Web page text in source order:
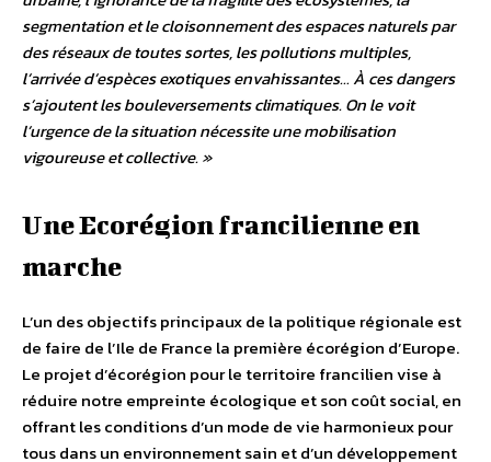
segmentation et le cloisonnement des espaces naturels par
des réseaux de toutes sortes, les pollutions multiples,
l’arrivée d’espèces exotiques envahissantes… À ces dangers
s’ajoutent les bouleversements climatiques. On le voit
l’urgence de la situation nécessite une mobilisation
vigoureuse et collective. »
Une Ecorégion francilienne en
marche
L’un des objectifs principaux de la politique régionale est
de faire de l’Ile de France la première écorégion d’Europe.
Le projet d’écorégion pour le territoire francilien vise à
réduire notre empreinte écologique et son coût social, en
offrant les conditions d’un mode de vie harmonieux pour
tous dans un environnement sain et d’un développement